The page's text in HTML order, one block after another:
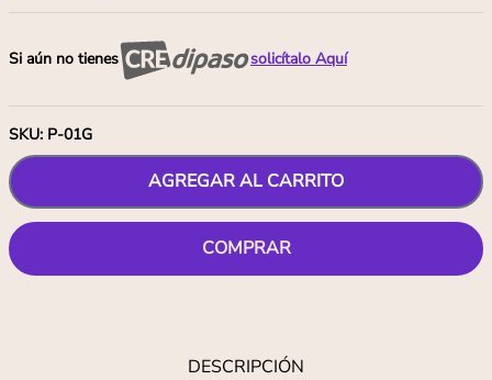
Si aún no tienes solicítalo Aquí
SKU: P-01G
AGREGAR AL CARRITO
COMPRAR
DESCRIPCIÓN